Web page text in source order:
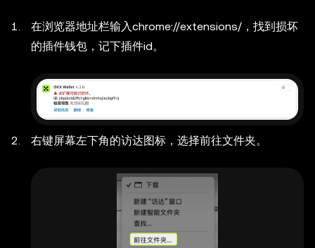
在浏览器地址栏输入chrome://extensions/，找到损坏
的插件钱包，记下插件id。
右键屏幕左下角的访达图标，选择前往文件夹。